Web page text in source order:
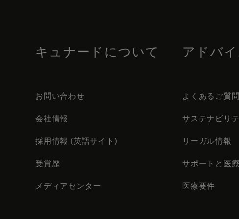
キュナードについて
お問い合わせ
会社情報
採用情報 (英語サイト)
受賞歴
メディアセンター
アドバ
よくあるご質問
サステナビリ
リーガル情報
サポートと医
医療要件